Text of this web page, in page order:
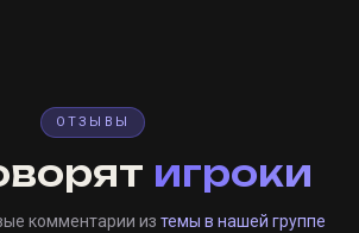
ОТЗЫВЫ
игроки
комментарии из темы в нашей группе